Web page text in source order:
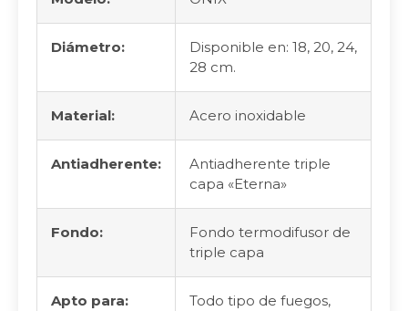
Diámetro:
Disponible en: 18, 20, 24,
28 cm.
Material: Acero inoxidable
Antiadherente:
Antiadherente triple
capa «Eterna»
Fondo:
Fondo termodifusor de
triple capa
Apto para:
Todo tipo de fuegos,